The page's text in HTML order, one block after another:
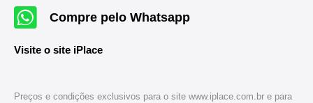
Compre pelo Whatsapp
Visite o site iPlace
Preços e condições exclusivos para o site www.iplace.com.br e para